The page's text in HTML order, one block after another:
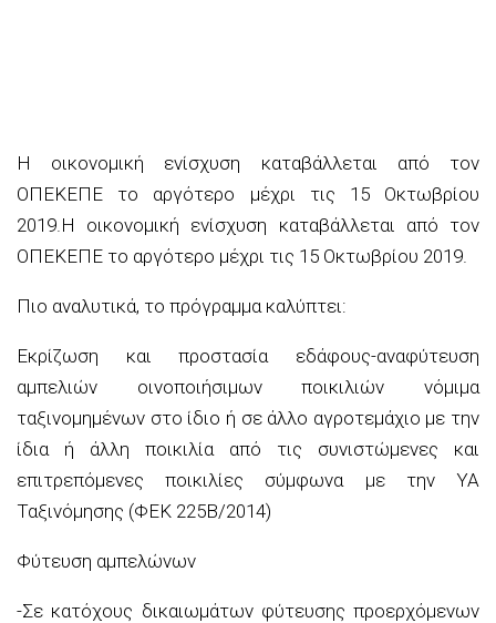
Η οικονομική ενίσχυση καταβάλλεται από τον
ΟΠΕΚΕΠΕ το αργότερο μέχρι τις 15 Οκτωβρίου
2019.Η οικονομική ενίσχυση καταβάλλεται από τον
ΟΠΕΚΕΠΕ το αργότερο μέχρι τις 15 Οκτωβρίου 2019.
Πιο αναλυτικά, το πρόγραμμα καλύπτει:
Εκρίζωση και προστασία εδάφους-αναφύτευση
αμπελιών οινοποιήσιμων ποικιλιών νόμιμα
ταξινομημένων στο ίδιο ή σε άλλο αγροτεμάχιο με την
ίδια ή άλλη ποικιλία από τις συνιστώμενες και
επιτρεπόμενες ποικιλίες σύμφωνα με την ΥΑ
Ταξινόμησης (ΦΕΚ 225Β/2014)
Φύτευση αμπελώνων
-Σε κατόχους δικαιωμάτων φύτευσης προερχόμενων